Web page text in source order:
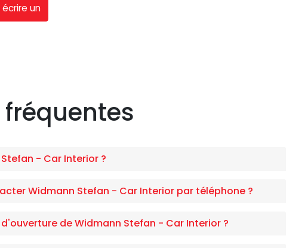
un
- Car Interior ?
Widmann Stefan - Car Interior par téléphone ?
de Widmann Stefan - Car Interior ?